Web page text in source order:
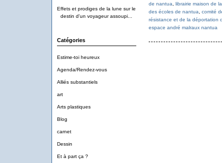
Effets et prodiges de la lune sur le
destin d'un voyageur assoupi...
Catégories
Estime-toi heureux
Agenda/Rendez-vous
Alliés substantiels
art
Arts plastiques
Blog
carnet
Dessin
Et à part ça ?
de nantua, librairie maison de
des écoles de nantua, comité
résistance et de la déportation
espace andré malraux nantua